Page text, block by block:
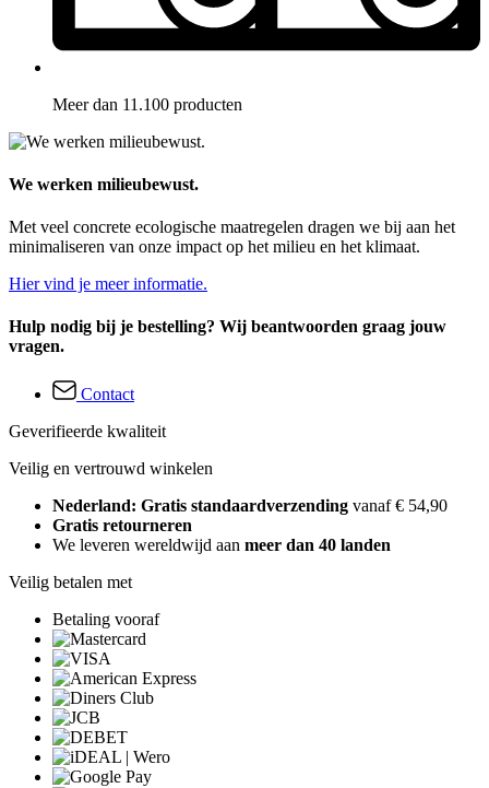
Meer dan 11.100 producten
We werken milieubewust.
Met veel concrete ecologische maatregelen dragen we bij aan het
minimaliseren van onze impact op het milieu en het klimaat.
Hier vind je meer informatie.
Hulp nodig bij je bestelling? Wij beantwoorden graag jouw
vragen.
Contact
Geverifieerde kwaliteit
Veilig en vertrouwd winkelen
Nederland: Gratis standaardverzending vanaf € 54,90
Gratis retourneren
We leveren wereldwijd aan meer dan 40 landen
Veilig betalen met
Betaling vooraf